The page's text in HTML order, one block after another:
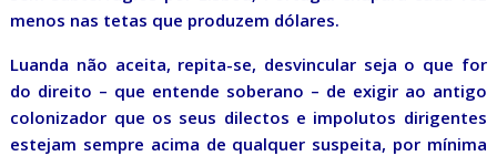
menos nas tetas que produzem dólares.
Luanda não aceita, repita-se, desvincular seja o que for
do direito – que entende soberano – de exigir ao antigo
colonizador que os seus dilectos e impolutos dirigentes
estejam sempre acima de qualquer suspeita, por mínima